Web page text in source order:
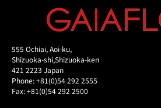
555 Ochiai, Aoi-ku,
Shizuoka-shi,Shizuoka-ken
421 2223 Japan
Phone: +81(0)54 292 2555
Fax: +81(0)54 292 2500